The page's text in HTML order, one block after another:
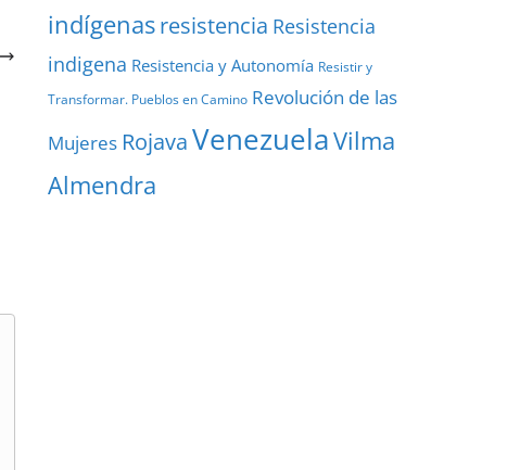
indígenasresistencia Resistencia
indigena Resistencia y Autonomía Resistir y
Transformar. Pueblos en Camino Revolución de las
Mujeres RojavaVenezuelaVilma
Almendra